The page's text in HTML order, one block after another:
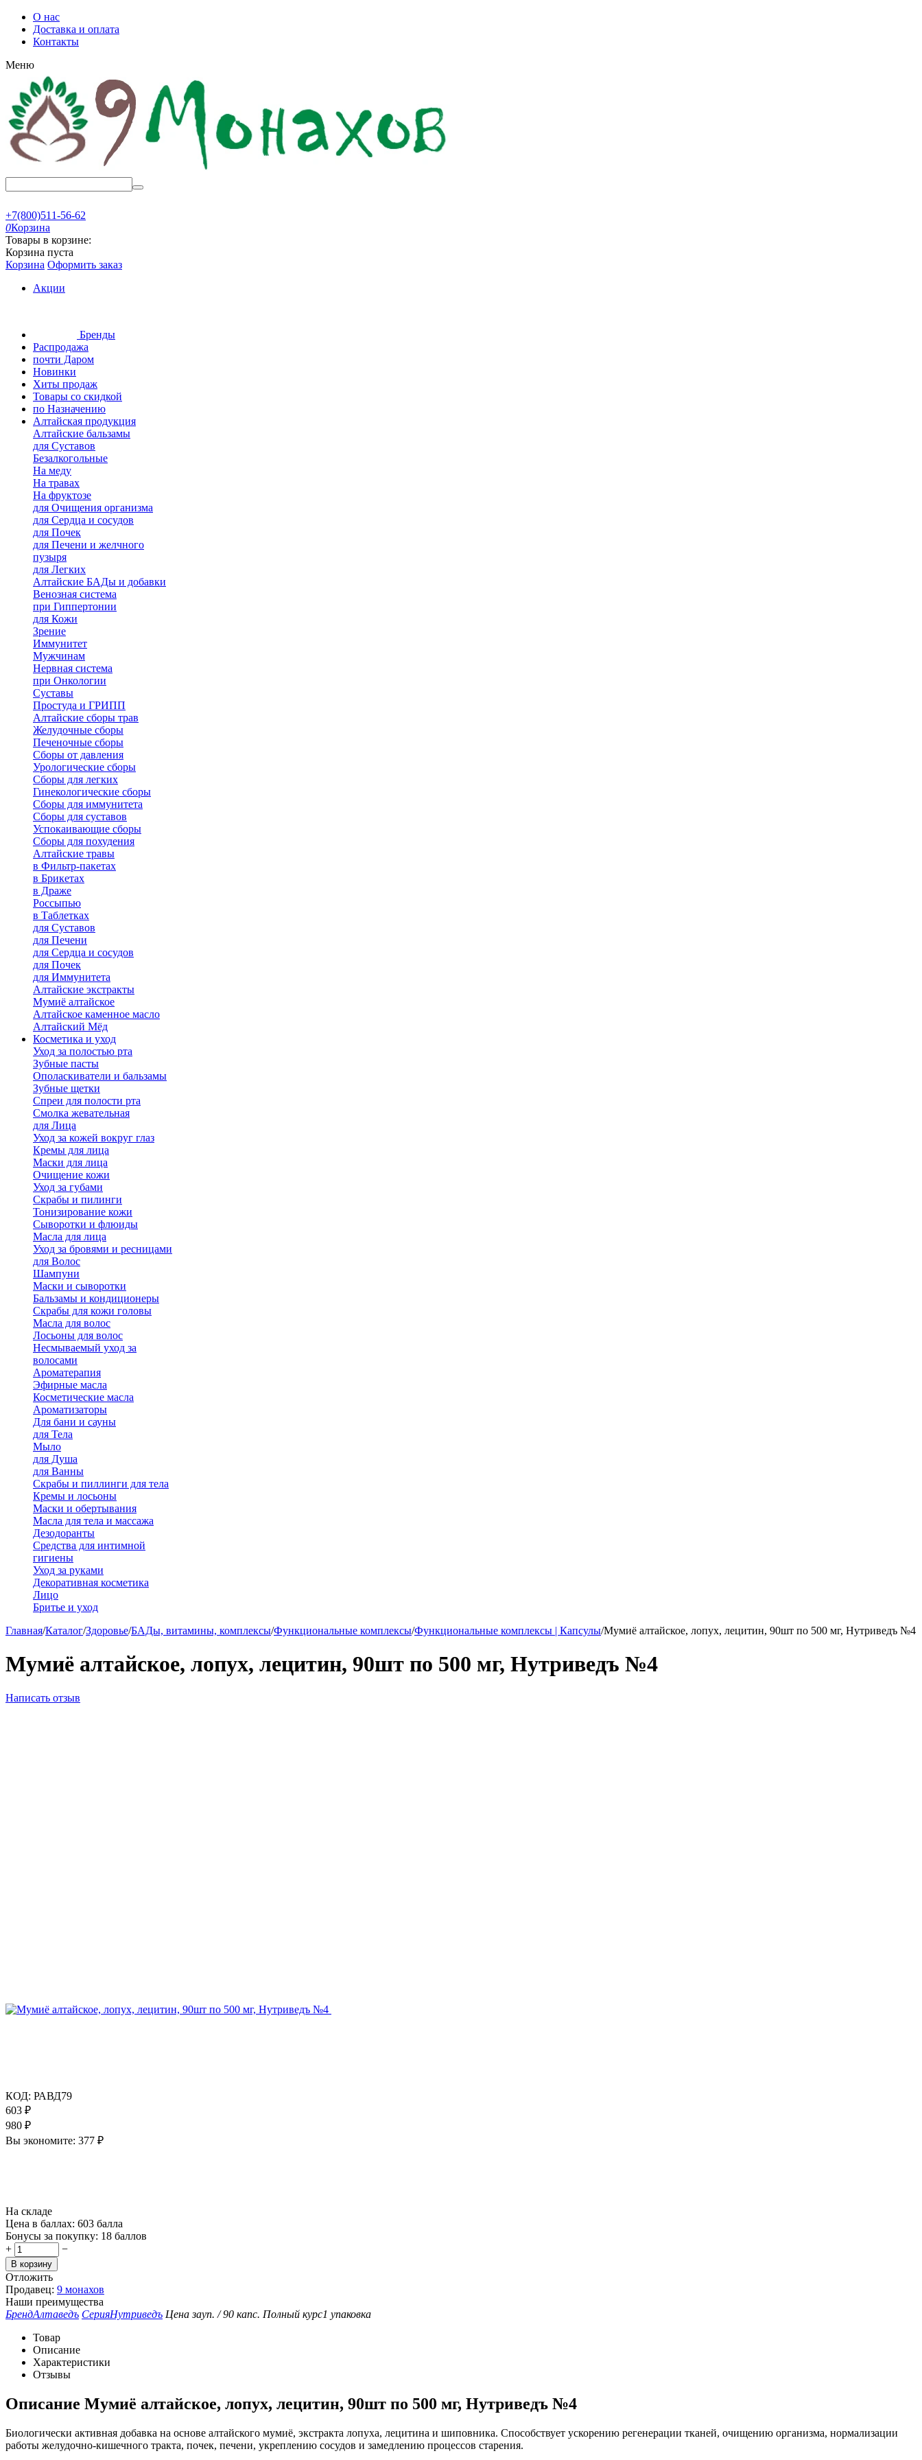
О нас
Доставка и оплата
Контакты
Меню
+7(800)511-56-62
0Корзина
Товары в корзине:
Корзина пуста
Корзина Оформить заказ
Акции
Бренды
Распродажа
почти Даром
Новинки
Хиты продаж
Товары со скидкой
по Назначению
Алтайская продукция
Алтайские бальзамы
для Суставов
Безалкогольные
На меду
На травах
На фруктозе
для Очищения организма
для Сердца и сосудов
для Почек
для Печени и желчного
пузыря
для Легких
Алтайские БАДы и добавки
Венозная система
при Гиппертонии
для Кожи
Зрение
Иммунитет
Мужчинам
Нервная система
при Онкологии
Суставы
Простуда и ГРИПП
Алтайские сборы трав
Желудочные сборы
Печеночные сборы
Сборы от давления
Урологические сборы
Сборы для легких
Гинекологические сборы
Сборы для иммунитета
Сборы для суставов
Успокаивающие сборы
Сборы для похудения
Алтайские травы
в Фильтр-пакетах
в Брикетах
в Драже
Россыпью
в Таблетках
для Cуставов
для Печени
для Сердца и сосудов
для Почек
для Иммунитета
Алтайские экстракты
Мумиё алтайское
Алтайское каменное масло
Алтайский Мёд
Косметика и уход
Уход за полостью рта
Зубные пасты
Ополаскиватели и бальзамы
Зубные щетки
Спреи для полости рта
Смолка жевательная
для Лица
Уход за кожей вокруг глаз
Кремы для лица
Маски для лица
Очищение кожи
Уход за губами
Скрабы и пилинги
Тонизирование кожи
Сыворотки и флюиды
Масла для лица
Уход за бровями и ресницами
для Волос
Шампуни
Маски и сыворотки
Бальзамы и кондиционеры
Скрабы для кожи головы
Масла для волос
Лосьоны для волос
Несмываемый уход за
волосами
Ароматерапия
Эфирные масла
Косметические масла
Ароматизаторы
Для бани и сауны
для Тела
Мыло
для Душа
для Ванны
Скрабы и пиллинги для тела
Кремы и лосьоны
Маски и обертывания
Масла для тела и массажа
Дезодоранты
Средства для интимной
гигиены
Уход за руками
Декоративная косметика
Лицо
Бритье и уход
Главная/Каталог/Здоровье/БАДы, витамины, комплексы/Функциональные комплексы/Функциональные комплексы | Капсулы/Мумиё алтайское, лопух, лецитин, 90шт по 500 мг, Нутриведъ №4
Мумиё алтайское, лопух, лецитин, 90шт по 500 мг, Нутриведъ №4
Написать отзыв
КОД: РАВД79
603 ₽
980 ₽
Вы экономите: 377 ₽
На складе
Цена в баллах: 603 балла
Бонусы за покупку: 18 баллов
+
−
В корзину
Отложить
Продавец: 9 монахов
Наши преимущества
БрендАлтаведъ СерияНутриведъ Цена зауп. / 90 капс. Полный курс1 упаковка
Товар
Описание
Характеристики
Отзывы
Описание Мумиё алтайское, лопух, лецитин, 90шт по 500 мг, Нутриведъ №4
Биологически активная добавка на основе алтайского мумиё, экстракта лопуха, лецитина и шиповника. Способствует ускорению регенерации тканей, очищению организма, нормализации
работы желудочно-кишечного тракта, почек, печени, укреплению сосудов и замедлению процессов старения.